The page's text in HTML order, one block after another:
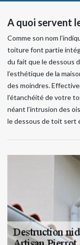
A quoi servent
Comme son nom
toiture font partie
du fait que le dessous
l’esthétique de la
des moindres.
l’étanchéité de votre
néant l’intrusion des
le dessous de toit sert